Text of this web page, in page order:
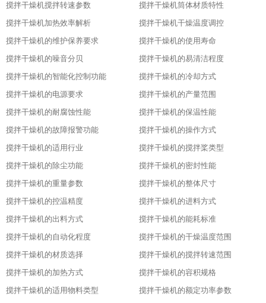
搅拌干燥机搅拌转速参数
搅拌干燥机筒体材质特性
搅拌干燥机加热效率解析
搅拌干燥机干燥温度调控
搅拌干燥机的维护保养要求
搅拌干燥机的使用寿命
搅拌干燥机的噪音分贝
搅拌干燥机的易清洁程度
搅拌干燥机的智能化控制功能
搅拌干燥机的冷却方式
搅拌干燥机的电源要求
搅拌干燥机的产量范围
搅拌干燥机的耐腐蚀性能
搅拌干燥机的保温性能
搅拌干燥机的故障报警功能
搅拌干燥机的操作方式
搅拌干燥机的适用行业
搅拌干燥机的搅拌桨类型
搅拌干燥机的除尘功能
搅拌干燥机的密封性能
搅拌干燥机的重量参数
搅拌干燥机的整体尺寸
搅拌干燥机的控温精度
搅拌干燥机的进料方式
搅拌干燥机的出料方式
搅拌干燥机的能耗标准
搅拌干燥机的自动化程度
搅拌干燥机的干燥温度范围
搅拌干燥机的材质选择
搅拌干燥机的搅拌转速范围
搅拌干燥机的加热方式
搅拌干燥机的容积规格
搅拌干燥机的适用物料类型
搅拌干燥机的额定功率参数